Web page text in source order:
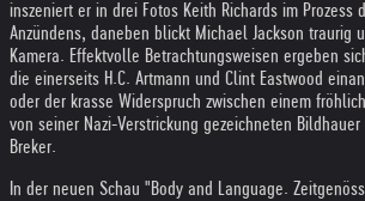
inszeniert er in drei Fotos Keith Richards im Prozess
Anzündens, daneben blickt Michael Jackson traurig
Kamera. Effektvolle Betrachtungsweisen ergeben
die einerseits H.C. Artmann und Clint Eastwood
oder der krasse Widerspruch zwischen einem
von seiner Nazi-Verstrickung gezeichneten
Breker.
In der neuen Schau "Body and Language.